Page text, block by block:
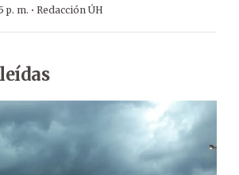
p. m. · Redacción ÚH